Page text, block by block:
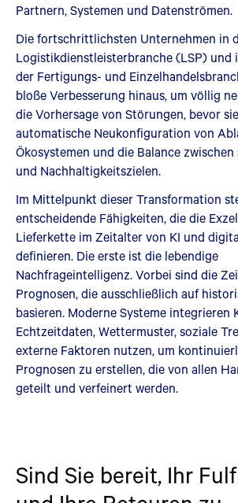
Partnern, Systemen und Datenströmen.
Die fortschrittlichsten Unternehmen in
Logistikdienstleisterbranche (LSP) und
der Fertigungs- und
bloße Verbesserung hinaus, um völlig
die Vorhersage von Störungen, bevor
automatische Neukonfiguration von
Ökosystemen und die Balance
und Nachhaltigkeitszielen.
Im Mittelpunkt dieser Transformation
entscheidende Fähigkeiten, die die
Lieferkette im Zeitalter von KI und
definieren. Die erste ist die lebendige
Nachfrageintelligenz. Vorbei sind die
Prognosen, die ausschließlich auf
basieren. Moderne Systeme integrieren
Echtzeitdaten, Wettermuster, soziale
externe Faktoren nutzen, um
Prognosen zu erstellen, die von allen
geteilt und verfeinert werden.
Sind Sie bereit, Ihr